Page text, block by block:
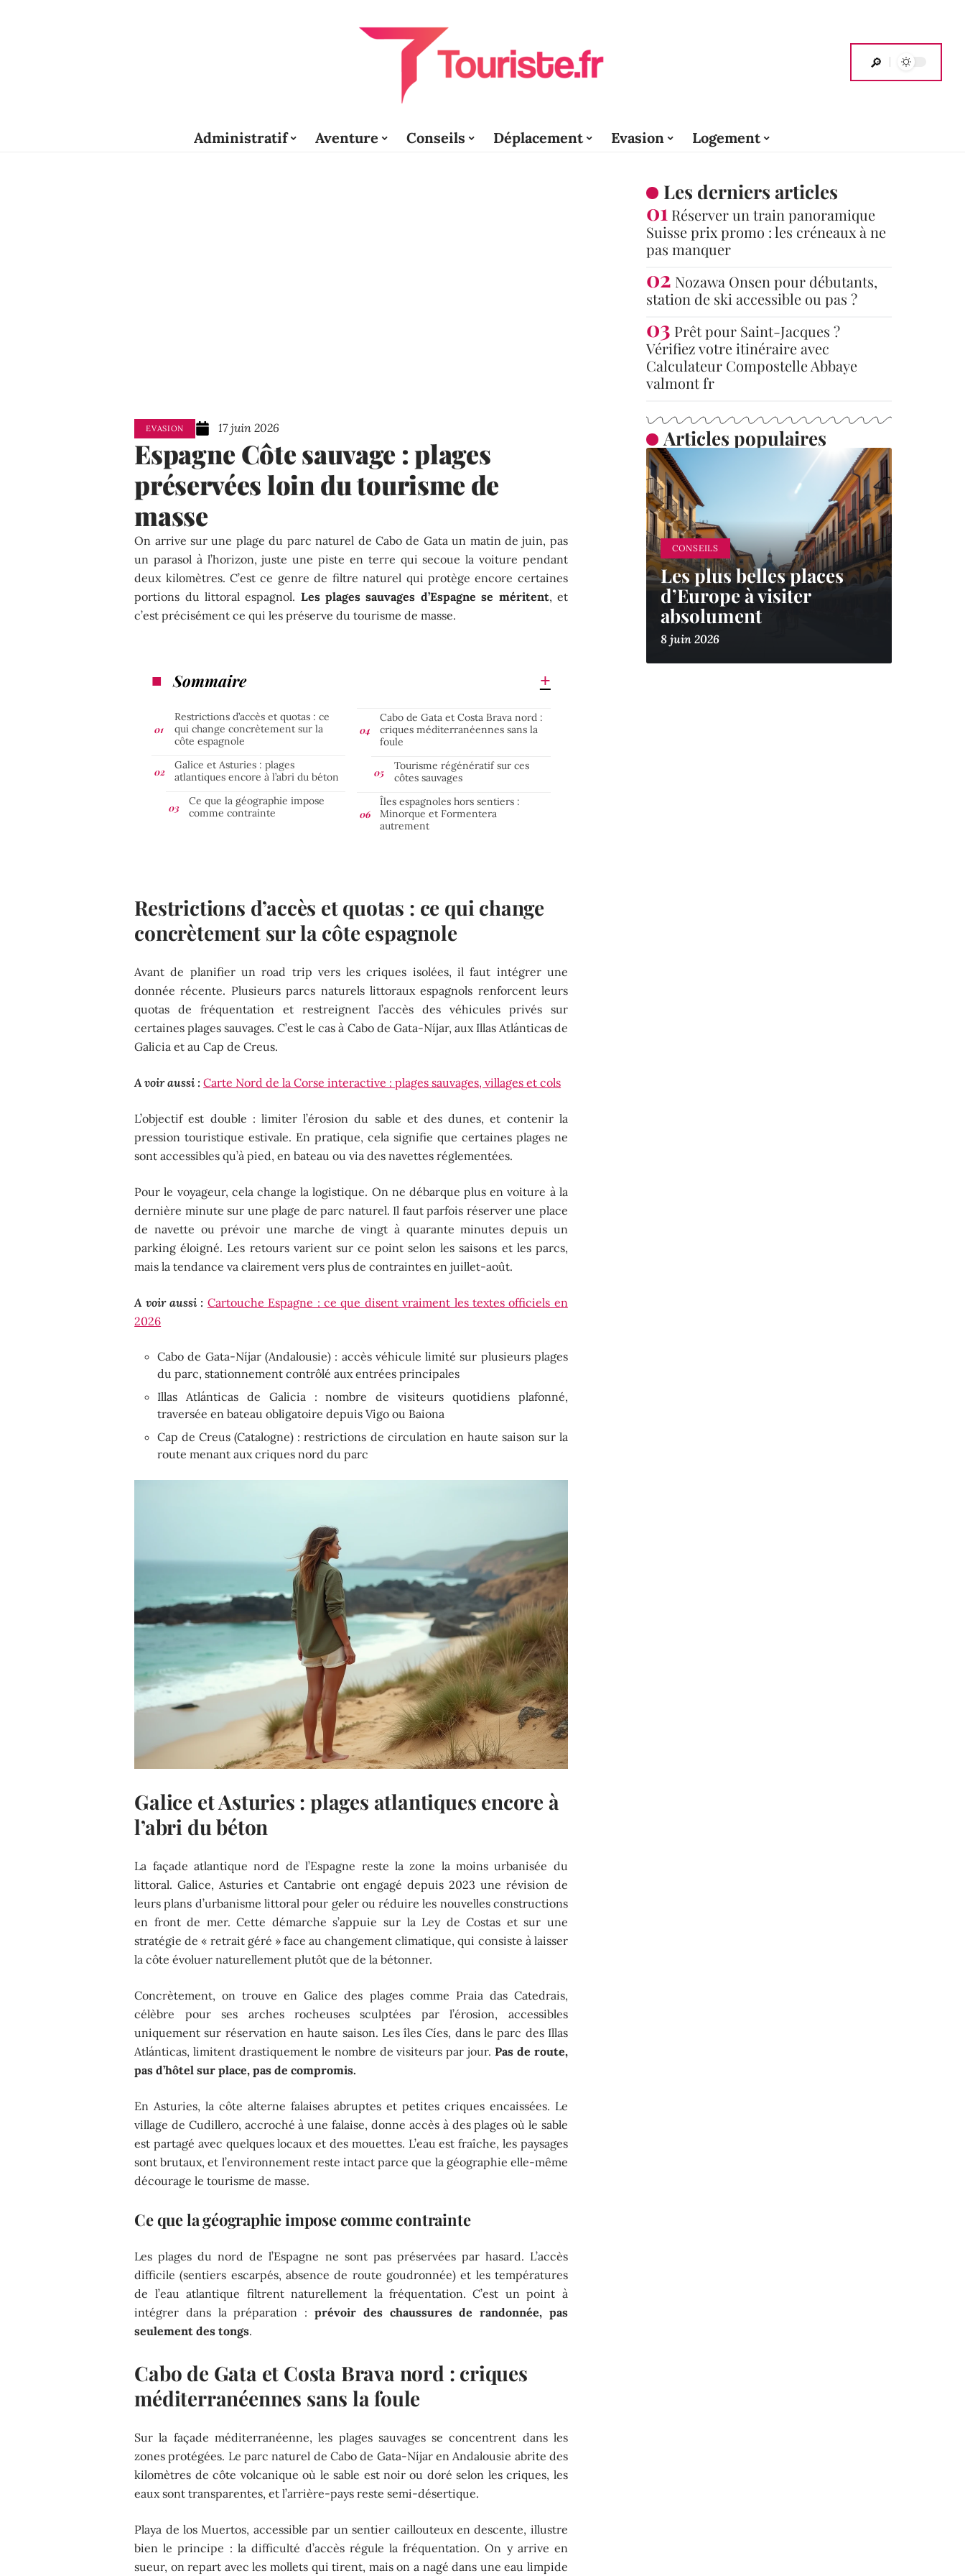
Administratif Aventure Conseils Déplacement Evasion Logement
EVASION 17 juin 2026
Espagne Côte sauvage : plages
préservées loin du tourisme de
masse
On arrive sur une plage du parc naturel de Cabo de Gata un matin de juin, pas
un parasol à l’horizon, juste une piste en terre qui secoue la voiture pendant
deux kilomètres. C’est ce genre de filtre naturel qui protège encore certaines
portions du littoral espagnol. Les plages sauvages d’Espagne se méritent, et
c’est précisément ce qui les préserve du tourisme de masse.
Sommaire
Restrictions d’accès et quotas : ce
qui change concrètement sur la
côte espagnole
Galice et Asturies : plages
atlantiques encore à l’abri du béton
Ce que la géographie impose
comme contrainte
Cabo de Gata et Costa Brava nord :
criques méditerranéennes sans la
foule
Tourisme régénératif sur ces
côtes sauvages
Îles espagnoles hors sentiers :
Minorque et Formentera
autrement
Restrictions d’accès et quotas : ce qui change
concrètement sur la côte espagnole
Avant de planifier un road trip vers les criques isolées, il faut intégrer une
donnée récente. Plusieurs parcs naturels littoraux espagnols renforcent leurs
quotas de fréquentation et restreignent l’accès des véhicules privés sur
certaines plages sauvages. C’est le cas à Cabo de Gata-Níjar, aux Illas Atlánticas de
Galicia et au Cap de Creus.
A voir aussi : Carte Nord de la Corse interactive : plages sauvages, villages et cols
L’objectif est double : limiter l’érosion du sable et des dunes, et contenir la
pression touristique estivale. En pratique, cela signifie que certaines plages ne
sont accessibles qu’à pied, en bateau ou via des navettes réglementées.
Pour le voyageur, cela change la logistique. On ne débarque plus en voiture à la
dernière minute sur une plage de parc naturel. Il faut parfois réserver une place
de navette ou prévoir une marche de vingt à quarante minutes depuis un
parking éloigné. Les retours varient sur ce point selon les saisons et les parcs,
mais la tendance va clairement vers plus de contraintes en juillet-août.
A voir aussi : Cartouche Espagne : ce que disent vraiment les textes officiels en
2026
Cabo de Gata-Níjar (Andalousie) : accès véhicule limité sur plusieurs plages
du parc, stationnement contrôlé aux entrées principales
Illas Atlánticas de Galicia : nombre de visiteurs quotidiens plafonné,
traversée en bateau obligatoire depuis Vigo ou Baiona
Cap de Creus (Catalogne) : restrictions de circulation en haute saison sur la
route menant aux criques nord du parc
Galice et Asturies : plages atlantiques encore à
l’abri du béton
La façade atlantique nord de l’Espagne reste la zone la moins urbanisée du
littoral. Galice, Asturies et Cantabrie ont engagé depuis 2023 une révision de
leurs plans d’urbanisme littoral pour geler ou réduire les nouvelles constructions
en front de mer. Cette démarche s’appuie sur la Ley de Costas et sur une
stratégie de « retrait géré » face au changement climatique, qui consiste à laisser
la côte évoluer naturellement plutôt que de la bétonner.
Concrètement, on trouve en Galice des plages comme Praia das Catedrais,
célèbre pour ses arches rocheuses sculptées par l’érosion, accessibles
uniquement sur réservation en haute saison. Les îles Cíes, dans le parc des Illas
Atlánticas, limitent drastiquement le nombre de visiteurs par jour.Pas de route,
pas d’hôtel sur place, pas de compromis.
En Asturies, la côte alterne falaises abruptes et petites criques encaissées. Le
village de Cudillero, accroché à une falaise, donne accès à des plages où le sable
est partagé avec quelques locaux et des mouettes. L’eau est fraîche, les paysages
sont brutaux, et l’environnement reste intact parce que la géographie elle-même
décourage le tourisme de masse.
Ce que la géographie impose comme contrainte
Les plages du nord de l’Espagne ne sont pas préservées par hasard. L’accès
difficile (sentiers escarpés, absence de route goudronnée) et les températures
de l’eau atlantique filtrent naturellement la fréquentation. C’est un point à
intégrer dans la préparation : prévoir des chaussures de randonnée, pas
seulement des tongs.
Cabo de Gata et Costa Brava nord : criques
méditerranéennes sans la foule
Sur la façade méditerranéenne, les plages sauvages se concentrent dans les
zones protégées. Le parc naturel de Cabo de Gata-Níjar en Andalousie abrite des
kilomètres de côte volcanique où le sable est noir ou doré selon les criques, les
eaux sont transparentes, et l’arrière-pays reste semi-désertique.
Playa de los Muertos, accessible par un sentier caillouteux en descente, illustre
bien le principe : la difficulté d’accès régule la fréquentation. On y arrive en
sueur, on repart avec les mollets qui tirent, mais on a nagé dans une eau limpide
Les derniers articles
Réserver un train panoramique
Suisse prix promo : les créneaux à ne
pas manquer
Nozawa Onsen pour débutants,
station de ski accessible ou pas ?
Prêt pour Saint-Jacques ?
Vérifiez votre itinéraire avec
Calculateur Compostelle Abbaye
valmont fr
Articles populaires
CONSEILS
Les plus belles places
d’Europe à visiter
absolument
8 juin 2026